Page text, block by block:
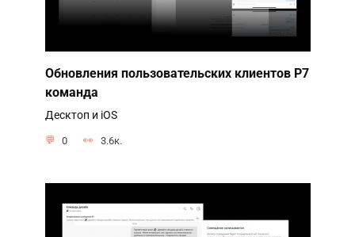
Обновления пользовательских клиентов Р7
команда
Десктоп и iOS
0 3.6к.